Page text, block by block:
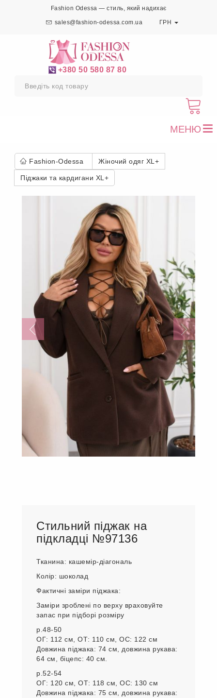
Fashion Odessa — стиль, який надихає
sales@fashion-odessa.com.ua ГРН
+380 50 580 87 80
МЕНЮ
Fashion-Odessa Жіночий одяг XL+
Піджаки та кардигани XL+
Стильний піджак на
підкладці №97136
Тканина: кашемір-діагональ
Колір: шоколад
Фактичні заміри піджака:
Заміри зроблені по верху враховуйте
запас при підборі розміру
р.48-50
ОГ: 112 см, ОТ: 110 см, ОС: 122 см
Довжина піджака: 74 см, довжина рукава:
64 см, біцепс: 40 см.
р.52-54
ОГ: 120 см, ОТ: 118 см, ОС: 130 см
Довжина піджака: 75 см, довжина рукава: